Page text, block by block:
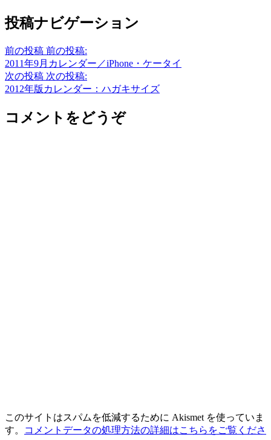
投稿ナビゲーション
前の投稿 前の投稿:
2011年9月カレンダー／iPhone・ケータイ
次の投稿 次の投稿:
2012年版カレンダー：ハガキサイズ
コメントをどうぞ
このサイトはスパムを低減するために Akismet を使っていま
す。
コメントデータの処理方法の詳細はこちらをご覧くださ